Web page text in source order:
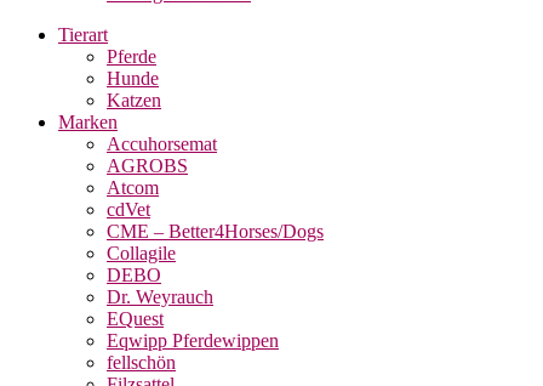
Tierart
Pferde
Hunde
Katzen
Marken
Accuhorsemat
AGROBS
Atcom
cdVet
CME – Better4Horses/Dogs
Collagile
DEBO
Dr. Weyrauch
EQuest
Eqwipp Pferdewippen
fellschön